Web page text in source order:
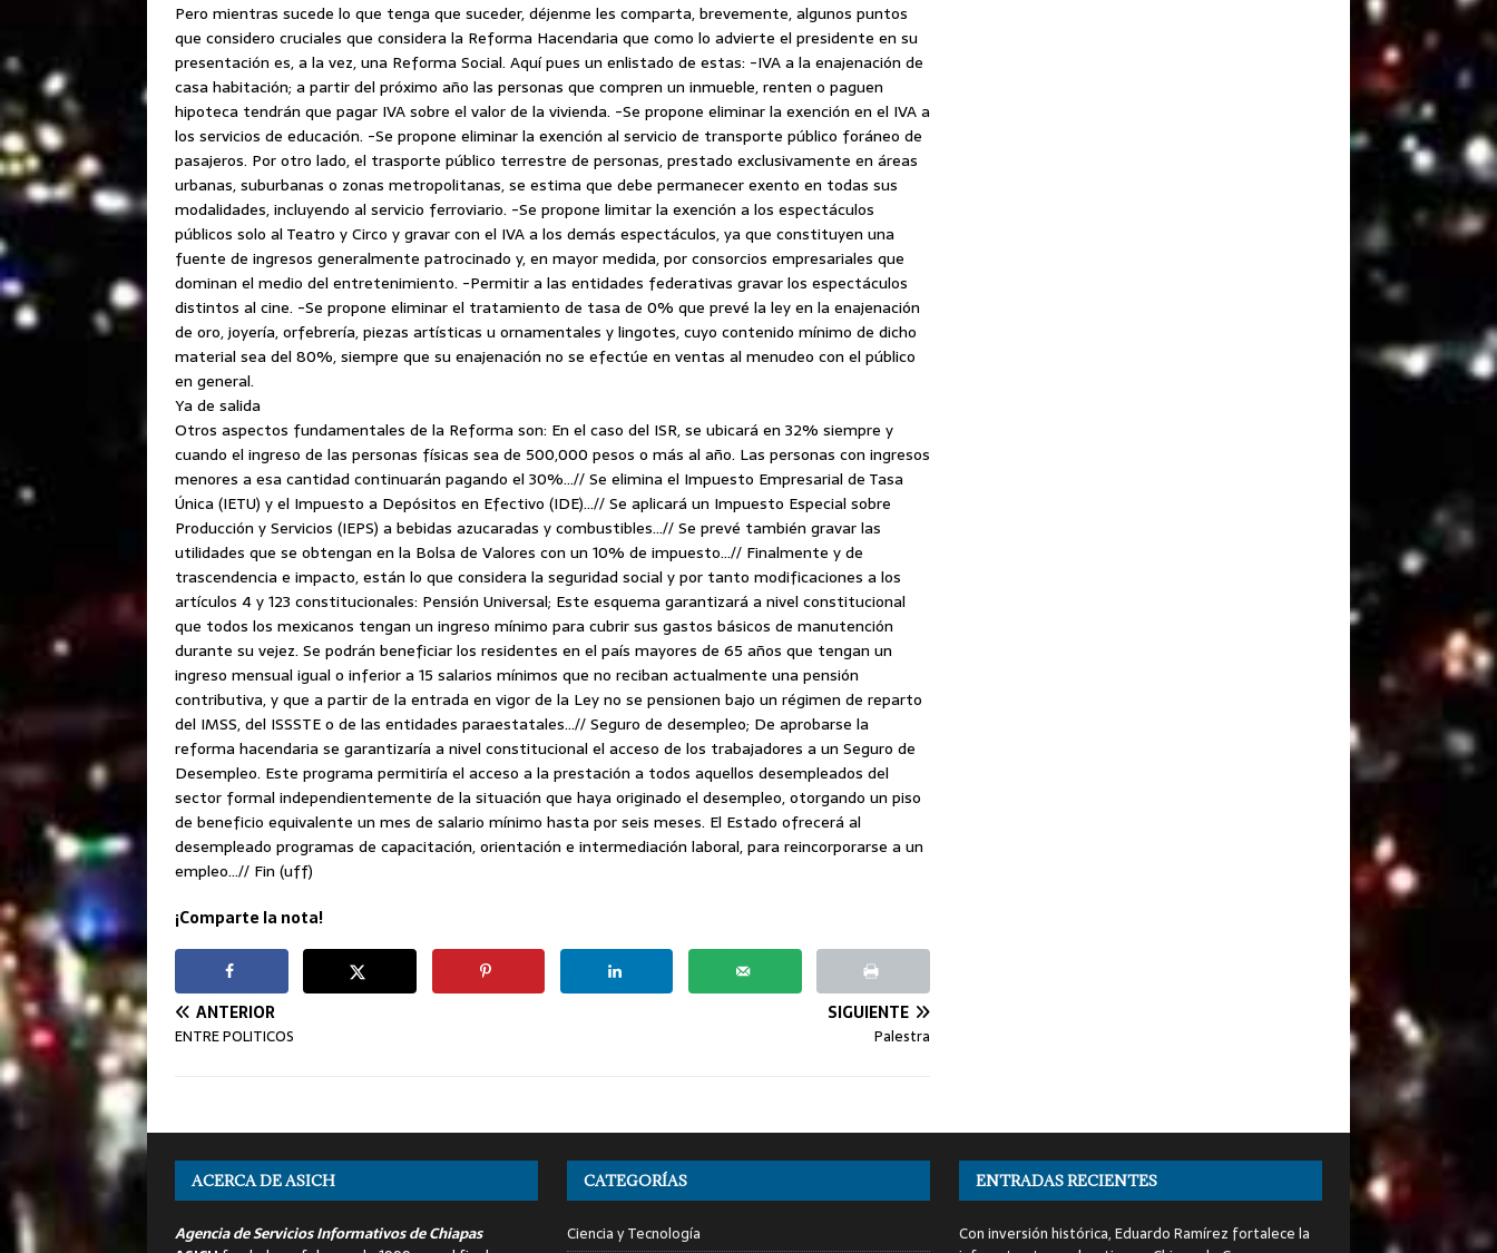
Pero mientras sucede lo que tenga que suceder, déjenme les comparta, brevemente, algunos puntos
que considero cruciales que considera la Reforma Hacendaria que como lo advierte el presidente en su
presentación es, a la vez, una Reforma Social. Aquí pues un enlistado de estas: -IVA a la enajenación de
casa habitación; a partir del próximo año las personas que compren un inmueble, renten o paguen
hipoteca tendrán que pagar IVA sobre el valor de la vivienda. -Se propone eliminar la exención en el IVA a
los servicios de educación. -Se propone eliminar la exención al servicio de transporte público foráneo de
pasajeros. Por otro lado, el trasporte público terrestre de personas, prestado exclusivamente en áreas
urbanas, suburbanas o zonas metropolitanas, se estima que debe permanecer exento en todas sus
modalidades, incluyendo al servicio ferroviario. -Se propone limitar la exención a los espectáculos
públicos solo al Teatro y Circo y gravar con el IVA a los demás espectáculos, ya que constituyen una
fuente de ingresos generalmente patrocinado y, en mayor medida, por consorcios empresariales que
dominan el medio del entretenimiento. -Permitir a las entidades federativas gravar los espectáculos
distintos al cine. -Se propone eliminar el tratamiento de tasa de 0% que prevé la ley en la enajenación
de oro, joyería, orfebrería, piezas artísticas u ornamentales y lingotes, cuyo contenido mínimo de dicho
material sea del 80%, siempre que su enajenación no se efectúe en ventas al menudeo con el público
en general.
Ya de salida
Otros aspectos fundamentales de la Reforma son: En el caso del ISR, se ubicará en 32% siempre y
cuando el ingreso de las personas físicas sea de 500,000 pesos o más al año. Las personas con ingresos
menores a esa cantidad continuarán pagando el 30%…// Se elimina el Impuesto Empresarial de Tasa
Única (IETU) y el Impuesto a Depósitos en Efectivo (IDE)…// Se aplicará un Impuesto Especial sobre
Producción y Servicios (IEPS) a bebidas azucaradas y combustibles…// Se prevé también gravar las
utilidades que se obtengan en la Bolsa de Valores con un 10% de impuesto…// Finalmente y de
trascendencia e impacto, están lo que considera la seguridad social y por tanto modificaciones a los
artículos 4 y 123 constitucionales: Pensión Universal; Este esquema garantizará a nivel constitucional
que todos los mexicanos tengan un ingreso mínimo para cubrir sus gastos básicos de manutención
durante su vejez. Se podrán beneficiar los residentes en el país mayores de 65 años que tengan un
ingreso mensual igual o inferior a 15 salarios mínimos que no reciban actualmente una pensión
contributiva, y que a partir de la entrada en vigor de la Ley no se pensionen bajo un régimen de reparto
del IMSS, del ISSSTE o de las entidades paraestatales…// Seguro de desempleo; De aprobarse la
reforma hacendaria se garantizaría a nivel constitucional el acceso de los trabajadores a un Seguro de
Desempleo. Este programa permitiría el acceso a la prestación a todos aquellos desempleados del
sector formal independientemente de la situación que haya originado el desempleo, otorgando un piso
de beneficio equivalente un mes de salario mínimo hasta por seis meses. El Estado ofrecerá al
desempleado programas de capacitación, orientación e intermediación laboral, para reincorporarse a un
empleo…// Fin (uff)
¡Comparte la nota!
ANTERIOR
ENTRE POLITICOS
SIGUIENTE
Palestra
ACERCA DE ASICH
Agencia de Servicios Informativos de Chiapas
CATEGORÍAS
Ciencia y Tecnología
ENTRADAS RECIENTES
Con inversión histórica, Eduardo Ramírez fortalece la